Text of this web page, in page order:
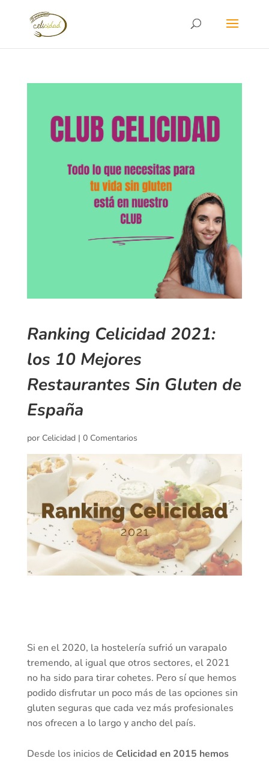
Ranking Celicidad 2021:
los 10 Mejores
Restaurantes Sin Gluten de
España
por Celicidad| 0 Comentarios
Si en el 2020, la hostelería sufrió un varapalo
tremendo, al igual que otros sectores, el 2021
no ha sido para tirar cohetes. Pero sí que hemos
podido disfrutar un poco más de las opciones sin
gluten seguras que cada vez más profesionales
nos ofrecen a lo largo y ancho del país.
Desde los inicios de Celicidad en 2015 hemos